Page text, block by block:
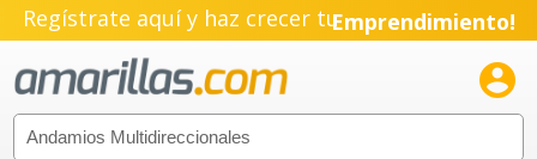
Regístrate aquí y haz crecer tuEmprendimiento!
